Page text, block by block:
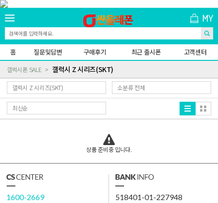
홈 질문및답변 구매후기 최근 출시폰 고객센터
갤럭시폰 SALE 갤럭시 Z 시리즈(SKT)
상품 준비중 입니다.
1600-2669 518401-01-227948